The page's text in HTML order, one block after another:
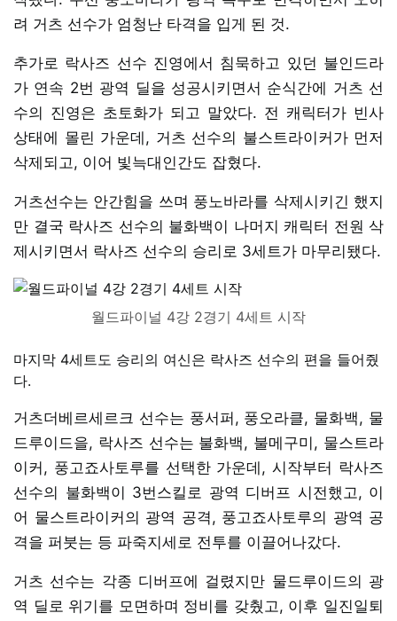
려 거츠 선수가 엄청난 타격을 입게 된 것.
추가로 락사즈 선수 진영에서 침묵하고 있던 불인드라
가 연속 2번 광역 딜을 성공시키면서 순식간에 거츠 선
수의 진영은 초토화가 되고 말았다. 전 캐릭터가 빈사
상태에 몰린 가운데, 거츠 선수의 불스트라이커가 먼저
삭제되고, 이어 빛늑대인간도 잡혔다.
거츠선수는 안간힘을 쓰며 풍노바라를 삭제시키긴 했지
만 결국 락사즈 선수의 불화백이 나머지 캐릭터 전원 삭
제시키면서 락사즈 선수의 승리로 3세트가 마무리됐다.
월드파이널 4강 2경기 4세트 시작
마지막 4세트도 승리의 여신은 락사즈 선수의 편을 들어줬
다.
거츠더베르세르크 선수는 풍서퍼, 풍오라클, 물화백, 물
드루이드을, 락사즈 선수는 불화백, 불메구미, 물스트라
이커, 풍고죠사토루를 선택한 가운데, 시작부터 락사즈
선수의 불화백이 3번스킬로 광역 디버프 시전했고, 이
어 물스트라이커의 광역 공격, 풍고죠사토루의 광역 공
격을 퍼붓는 등 파죽지세로 전투를 이끌어나갔다.
거츠 선수는 각종 디버프에 걸렸지만 물드루이드의 광
역 딜로 위기를 모면하며 정비를 갖췄고, 이후 일진일퇴